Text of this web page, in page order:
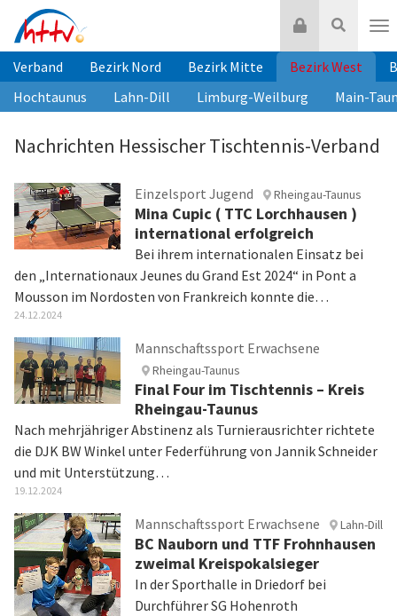
Inhalt
springen
Suche
Login
Verband Bezirk Nord Bezirk Mitte Bezirk West
Hochtaunus
Lahn-Dill Limburg-Weilburg Main-
Nachrichten Hessischer Tischtennis-Verband
Einzelsport Jugend Rheingau-Taunus
Mina Cupic ( TTC Lorchhausen )
international erfolgreich
Bei ihrem internationalen Einsatz bei
den „Internationaux Jeunes du Grand Est 2024“ in Pont a
Mousson im Nordosten von Frankreich konnte die…
24.12.2024
Mannschaftssport Erwachsene
Rheingau-Taunus
Final Four im Tischtennis – Kreis
Rheingau-Taunus
Nach mehrjähriger Abstinenz als Turnierausrichter richtete
die DJK BW Winkel unter Federführung von Jannik Schneider
und mit Unterstützung…
19.12.2024
Mannschaftssport Erwachsene Lahn-Dill
BC Nauborn und TTF Frohnhausen
zweimal Kreispokalsieger
In der Sporthalle in Driedorf bei
Durchführer SG Hohenroth